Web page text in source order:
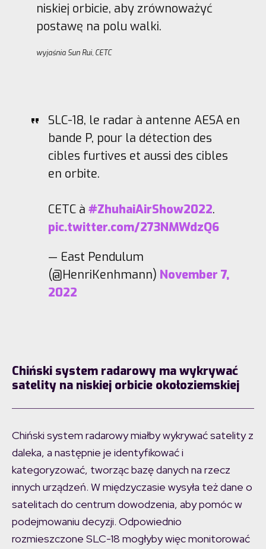
niskiej orbicie, aby zrównoważyć
postawę na polu walki.
wyjaśnia Sun Rui, CETC
SLC-18, le radar à antenne AESA en
bande P, pour la détection des
cibles furtives et aussi des cibles
en orbite.
CETC à#ZhuhaiAirShow2022.
pic.twitter.com/273NMWdzQ6
— East Pendulum
(@HenriKenhmann) November 7,
2022
Chiński system radarowy ma wykrywać
satelity na niskiej orbicie okołoziemskiej
Chiński system radarowy miałby wykrywać satelity z
daleka, a następnie je identyfikować i
kategoryzować, tworząc bazę danych na rzecz
innych urządzeń. W międzyczasie wysyła też dane o
satelitach do centrum dowodzenia, aby pomóc w
podejmowaniu decyzji. Odpowiednio
rozmieszczone SLC-18 mogłyby więc monitorować